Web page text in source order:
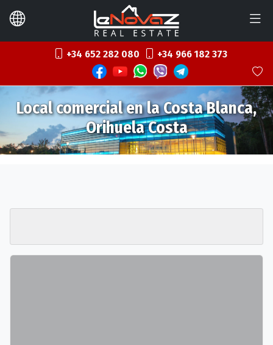
+34 652 282 080 +34 966 182 373
Local comercial en la Costa Blanca,
Orihuela Costa